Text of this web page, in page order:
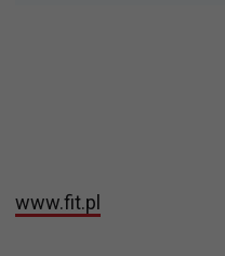
www.fit.pl